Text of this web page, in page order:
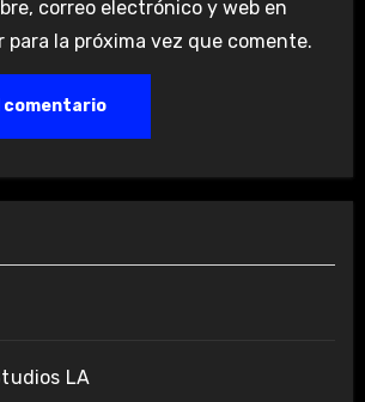
correo electrónico y web en
para la próxima vez que comente.
LA